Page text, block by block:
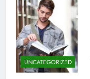
UNCATEGORIZED